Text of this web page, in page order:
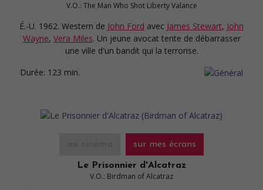
V.O.: The Man Who Shot Liberty Valance
É.-U. 1962. Western de John Ford avec James Stewart, John
Wayne, Vera Miles. Un jeune avocat tente de débarrasser
une ville d'un bandit qui la terrorise.
Durée: 123 min.
sur mes écrans
Le Prisonnier d'Alcatraz
V.O.: Birdman of Alcatraz